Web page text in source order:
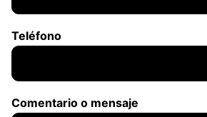
Teléfono
Comentario o mensaje